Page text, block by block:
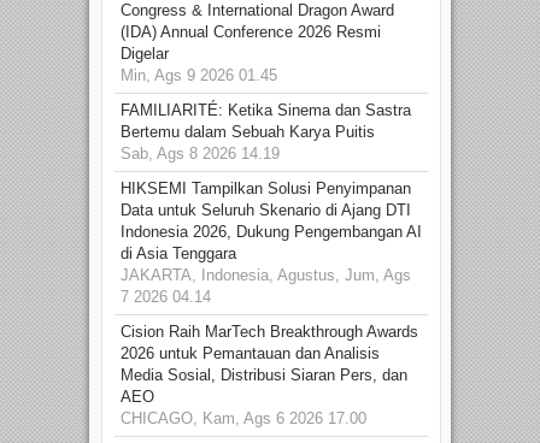
Congress & International Dragon Award
(IDA) Annual Conference 2026 Resmi
Digelar
Min, Ags 9 2026 01.45
FAMILIARITÉ: Ketika Sinema dan Sastra
Bertemu dalam Sebuah Karya Puitis
Sab, Ags 8 2026 14.19
HIKSEMI Tampilkan Solusi Penyimpanan
Data untuk Seluruh Skenario di Ajang DTI
Indonesia 2026, Dukung Pengembangan AI
di Asia Tenggara
JAKARTA, Indonesia, Agustus, Jum, Ags
7 2026 04.14
Cision Raih MarTech Breakthrough Awards
2026 untuk Pemantauan dan Analisis
Media Sosial, Distribusi Siaran Pers, dan
AEO
CHICAGO, Kam, Ags 6 2026 17.00